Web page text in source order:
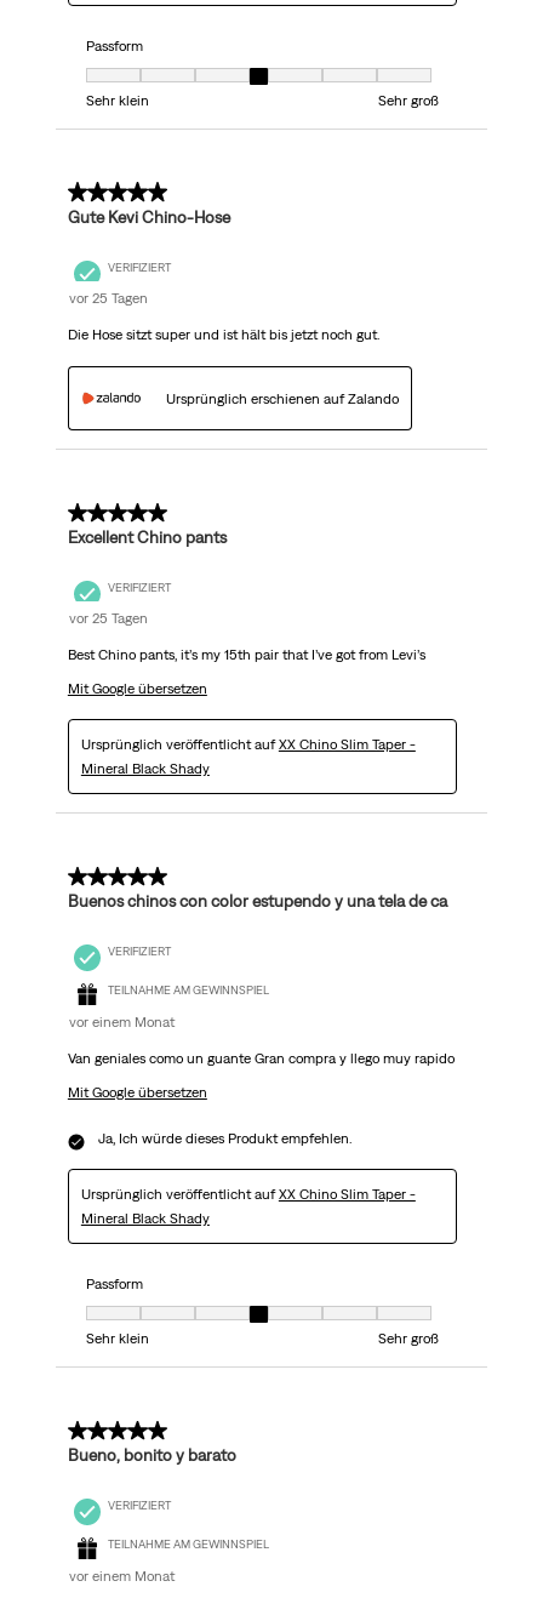
Passform
Passform, 4 von 7, wobei 1 gleich Sehr klein ist und 7 gleich Sehr groß
Sehr klein
Sehr groß
5 von 5 Sternen.
Gute Kevi Chino-Hose
VERIFIZIERT
vor 25 Tagen
Die Hose sitzt super und ist hält bis jetzt noch gut.
Ursprünglich erschienen auf Zalando
5 von 5 Sternen.
Excellent Chino pants
VERIFIZIERT
vor 25 Tagen
Best Chino pants, it’s my 15th pair that I’ve got from Levi’s
Mit Google übersetzen
Ursprünglich veröffentlicht aufXX Chino Slim Taper -
Mineral Black Shady
5 von 5 Sternen.
Buenos chinos con color estupendo y una tela de ca
VERIFIZIERT
TEILNAHME AM GEWINNSPIEL
vor einem Monat
Van geniales como un guante Gran compra y llego muy rapido
Mit Google übersetzen
Ja, Ich würde dieses Produkt empfehlen.
Ursprünglich veröffentlicht aufXX Chino Slim Taper -
Mineral Black Shady
Passform
Passform, 4 von 7, wobei 1 gleich Sehr klein ist und 7 gleich Sehr groß
Sehr klein
Sehr groß
5 von 5 Sternen.
Bueno, bonito y barato
VERIFIZIERT
TEILNAHME AM GEWINNSPIEL
vor einem Monat